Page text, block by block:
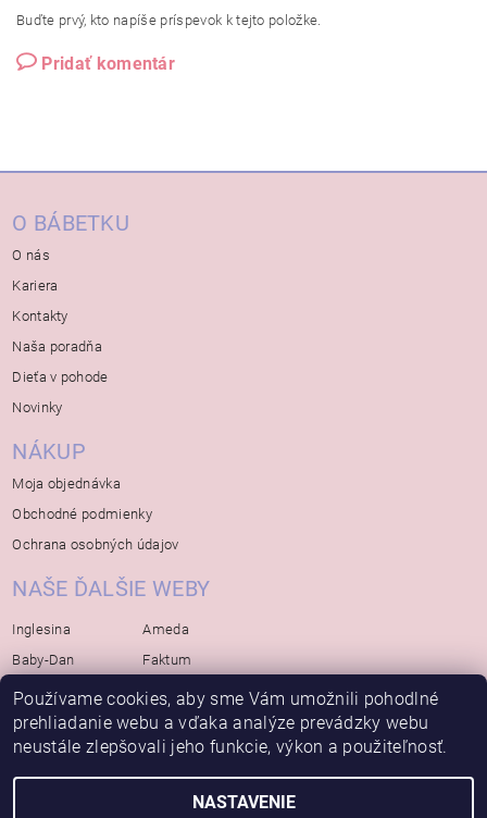
Buďte prvý, kto napíše príspevok k tejto položke.
Pridať komentár
O BÁBETKU
O nás
Kariera
Kontakty
Naša poradňa
Dieťa v pohode
Novinky
NÁKUP
Moja objednávka
Obchodné podmienky
Ochrana osobných údajov
NAŠE ĎALŠIE WEBY
Inglesina
Baby-Dan
Rialto
Bébé-Jou
Avova
Ameda
Faktum
Koelstra
Bambino-Mio
Používame cookies, aby sme Vám umožnili pohodlné
prehliadanie webu a vďaka analýze prevádzky webu
neustále zlepšovali jeho funkcie, výkon a použiteľnosť.
NASTAVENIE